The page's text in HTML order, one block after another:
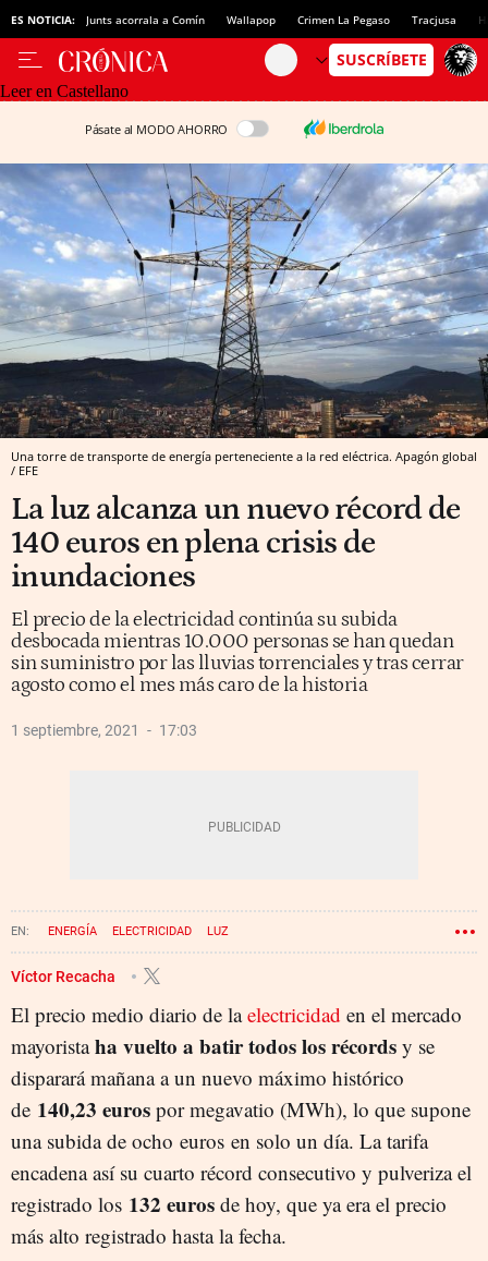
ES NOTICIA: Junts acorrala a Comín Wallapop Crimen La Pegaso Tracjusa
Leer en Castellano
Pásate al MODO AHORRO
Una torre de transporte de energía perteneciente a la red eléctrica. Apagón global
/ EFE
La luz alcanza un nuevo récord de
140 euros en plena crisis de
inundaciones
El precio de la electricidad continúa su subida
desbocada mientras 10.000 personas se han quedan
sin suministro por las lluvias torrenciales y tras cerrar
agosto como el mes más caro de la historia
1 septiembre, 2021 17:03
ENERGÍA ELECTRICIDAD LUZ
Víctor Recacha
El precio medio diario de laelectricidad en el mercado
mayoristaha vuelto a batir todos los récords y se
disparará mañana a un nuevo máximo histórico
de 140,23 euros por megavatio (MWh), lo que supone
una subida de ocho euros en solo un día. La tarifa
encadena así su cuarto récord consecutivo y pulveriza el
registrado los 132 euros de hoy, que ya era el precio
más alto registrado hasta la fecha.